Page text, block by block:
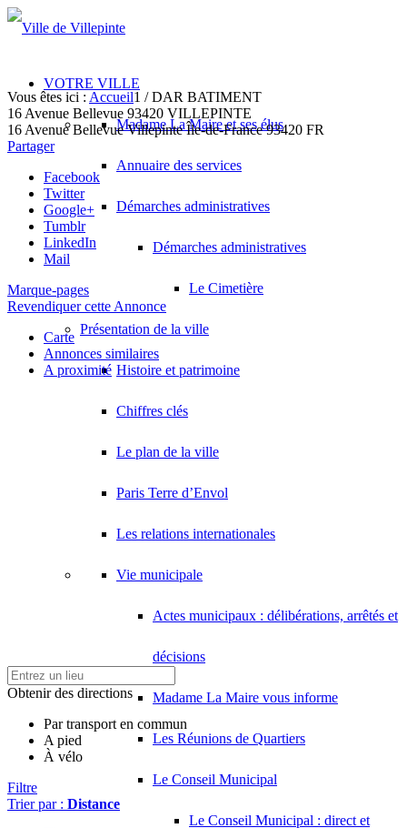
VOTRE VILLE
Madame La Maire et ses élus
Annuaire des services
Démarches administratives
Démarches administratives
Le Cimetière
Présentation de la ville
Histoire et patrimoine
Chiffres clés
Le plan de la ville
Paris Terre d’Envol
Les relations internationales
Vie municipale
Actes municipaux : délibérations, arrêtés et
décisions
Madame La Maire vous informe
Les Réunions de Quartiers
Le Conseil Municipal
Le Conseil Municipal : direct et
Vous êtes ici : Accueil1 / DAR BATIMENT
16 Avenue Bellevue 93420 VILLEPINTE
16 Avenue Bellevue Villepinte Île-de-France 93420 FR
Partager
Facebook
Twitter
Google+
Tumblr
LinkedIn
Mail
Marque-pages
Revendiquer cette Annonce
Carte
Annonces similaires
A proximité
Obtenir des directions
Par transport en commun
A pied
À vélo
Filtre
Trier par : Distance